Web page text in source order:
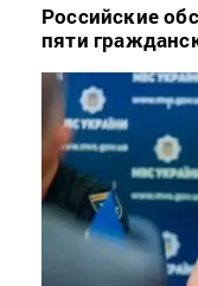
Российские
пяти